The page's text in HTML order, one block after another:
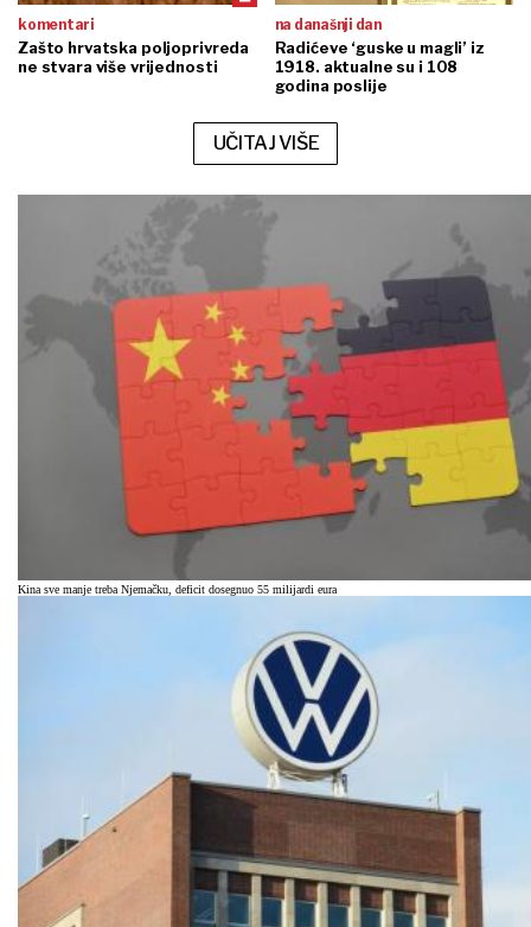
komentari
Zašto hrvatska poljoprivreda
ne stvara više vrijednosti
na današnji dan
Radićeve ‘guske u magli’ iz
1918. aktualne su i 108
godina poslije
UČITAJ VIŠE
Kina sve manje treba Njemačku, deficit dosegnuo 55 milijardi eura